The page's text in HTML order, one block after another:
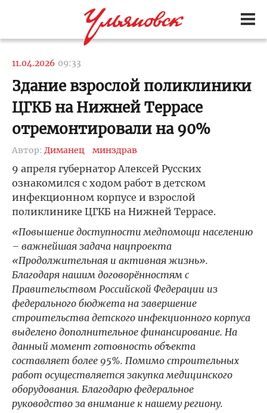
11.04.2026 09:33
Здание взрослой поликлиники
ЦГКБ на Нижней Террасе
отремонтировали на 90%
Автор: Диманец минздрав
9 апреля губернатор Алексей Русских
ознакомился с ходом работ в детском
инфекционном корпусе и взрослой
поликлинике ЦГКБ на Нижней Террасе.
«Повышение доступности медпомощи населению
– важнейшая задача нацпроекта
«Продолжительная и активная жизнь».
Благодаря нашим договорённостям с
Правительством Российской Федерации из
федерального бюджета на завершение
строительства детского инфекционного корпуса
выделено дополнительное финансирование. На
данный момент готовность объекта
составляет более 95%. Помимо строительных
работ осуществляется закупка медицинского
оборудования. Благодарю федеральное
руководство за внимание к нашему региону.